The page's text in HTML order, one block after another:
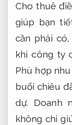
Cho thuê
giúp bạn
cần phải có,
khi công ty
Phù hợp
buổi chiêu
dự. Doanh
không chỉ